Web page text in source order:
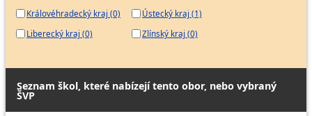
Královéhradecký kraj (0)
Liberecký kraj (0)
Ústecký kraj (1)
Zlínský kraj (0)
Seznam škol, které nabízejí tento obor, nebo vybraný
ŠVP